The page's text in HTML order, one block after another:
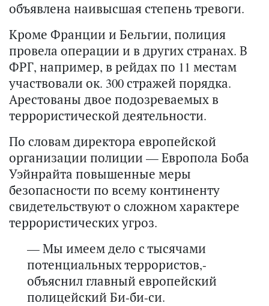
объявлена наивысшая степень тревоги.
Кроме Франции и Бельгии, полиция
провела операции и в других странах. В
ФРГ, например, в рейдах по 11 местам
участвовали ок. 300 стражей порядка.
Арестованы двое подозреваемых в
террористической деятельности.
По словам директора европейской
организации полиции — Европола Боба
Уэйнрайта повышенные меры
безопасности по всему континенту
свидетельствуют о сложном характере
террористических угроз.
— Мы имеем дело с тысячами
потенциальных террористов,-
объяснил главный европейский
полицейский Би-би-си.